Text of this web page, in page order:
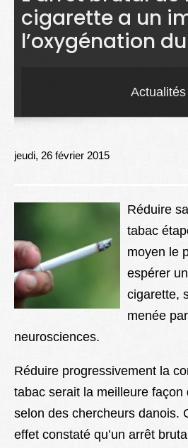
Sciences
Maladies
Better Health
cigarette a un
l’oxygénation
Actualités
jeudi, 26 février 2015
Réduire
tabac
moyen le
espérer
cigarette,
menée
neurosciences.
Réduire progressivement la
tabac serait la meilleure façon
selon des chercheurs danois.
effet constaté qu’un arrêt